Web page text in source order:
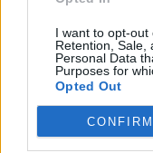
I want to opt-out
Retention, Sale,
Personal Data
Purposes for
Opted Out
CONFIRM
Το νέο βιβλίο
από τις εκδόσεις
σημαντικές
Λατινικής